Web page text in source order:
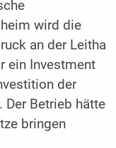
wird die
an der Leitha
ein Investment
der
Der Betrieb hätte
bringen